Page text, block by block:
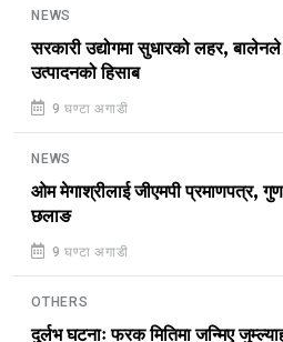
NEWS
सरकारी उद्योगमा सुधारको लहर,
उत्पादनको हिसाब
9 घण्टा अगाडी
NEWS
ओम मेगाश्रीलाई जीएमपी प्रमाणपत्र,
छलाङ
9 घण्टा अगाडी
OTHERS
दुर्लभ घटनाः फरक मितिमा जन्मिए